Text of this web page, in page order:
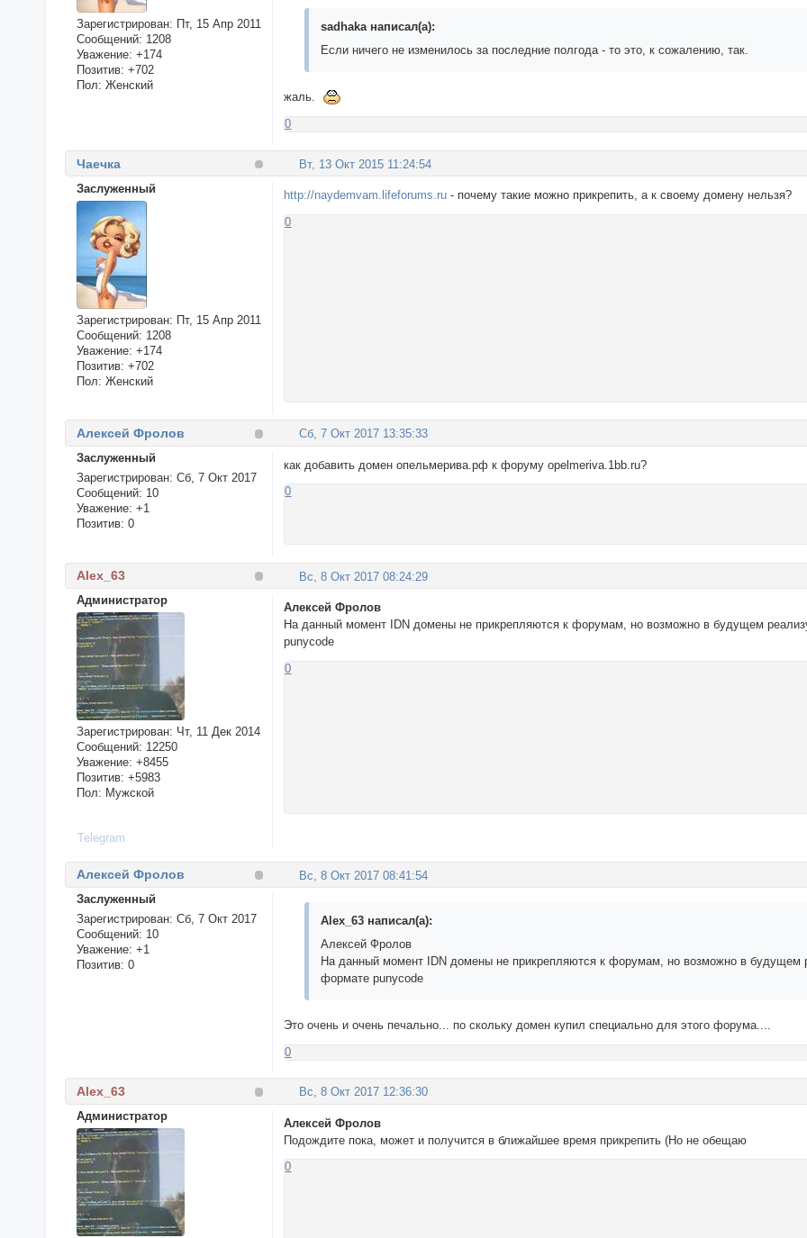
Зарегистрирован: Пт, 15 Апр 2011
Сообщений: 1208
Уважение: +174
Позитив: +702
Пол: Женский
sadhaka написал(а):
Если ничего не изменилось за последние полгода - то это, к сожалению, так.
жаль.
0
Вт, 13 Окт 2015 11:24:54
Чаечка
Заслуженный
Зарегистрирован: Пт, 15 Апр 2011
Сообщений: 1208
Уважение: +174
Позитив: +702
Пол: Женский
http://naydemvam.lifeforums.ru - почему такие можно прикрепить, а к своему домену нельзя?
0
Сб, 7 Окт 2017 13:35:33
Алексей Фролов
Заслуженный
Зарегистрирован: Сб, 7 Окт 2017
Сообщений: 10
Уважение: +1
Позитив: 0
как добавить домен опельмерива.рф к форуму opelmeriva.1bb.ru?
0
Вс, 8 Окт 2017 08:24:29
Alex_63
Администратор
Зарегистрирован: Чт, 11 Дек 2014
Сообщений: 12250
Уважение: +8455
Позитив: +5983
Пол: Мужской
Алексей Фролов
На данный момент IDN домены не прикрепляются к форумам, но возможно в будущем
punycode
0
Telegram
Вс, 8 Окт 2017 08:41:54
Алексей Фролов
Заслуженный
Зарегистрирован: Сб, 7 Окт 2017
Сообщений: 10
Уважение: +1
Позитив: 0
Alex_63 написал(а):
Алексей Фролов
На данный момент IDN домены не прикрепляются к форумам, но возможно в будущем
формате punycode
Это очень и очень печально... по скольку домен купил специально для этого форума....
0
Вс, 8 Окт 2017 12:36:30
Alex_63
Администратор
Алексей Фролов
Подождите пока, может и получится в ближайшее время прикрепить (Но не обещаю
0